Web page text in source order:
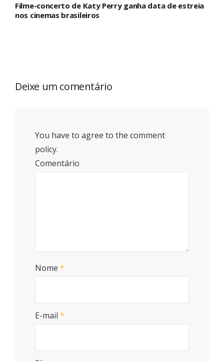
Filme-concerto de Katy Perry ganha data de estreia
nos cinemas brasileiros
Deixe um comentário
You have to agree to the comment
policy.
Comentário
Nome *
E-mail *